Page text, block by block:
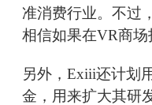
准消费行业。不过
相信如果在VR商场
另外，Exiii还计划
金，用来扩大其研